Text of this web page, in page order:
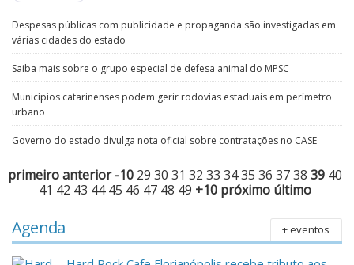
Despesas públicas com publicidade e propaganda são investigadas em
várias cidades do estado
Saiba mais sobre o grupo especial de defesa animal do MPSC
Municípios catarinenses podem gerir rodovias estaduais em perímetro
urbano
Governo do estado divulga nota oficial sobre contratações no CASE
primeiroanterior -10 29 30 31 32 33 3435 36 3738 39 40
41 42 43 44 45 46 47 48 49 +10 próximo último
Agenda + eventos